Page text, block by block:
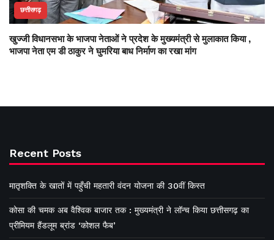
छत्तीसगढ़
खुज्जी विधानसभा के भाजपा नेताओं ने प्रदेश के मुख्यमंत्री से मुलाकात किया ,
भाजपा नेता एम डी ठाकुर ने घुमरिया बाध निर्माण का रखा मांग
Recent Posts
मातृशक्ति के खातों में पहुँची महतारी वंदन योजना की 30वीं किस्त
कोसा की चमक अब वैश्विक बाजार तक : मुख्यमंत्री ने लॉन्च किया छत्तीसगढ़ का
प्रीमियम हैंडलूम ब्रांड ‘कोशल फैब’